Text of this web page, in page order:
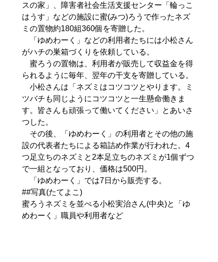
スの家」、障害者社会生活支援センター「輪っこ
はうす」などの施設に蜜(みつ)ろうで作ったネズ
ミの置物約180組360個を寄贈した。
「ゆめわーく」などの利用者たちには小松さん
がハチの巣箱づくりを依頼している。
蜜ろうの置物は、利用者が販売して収益金を得
られるように毎年、翌年の干支を寄贈している。
小松さんは「ネズミはコツコツとやります。ミ
ツバチも同じようにコツコツと一生懸命働きま
す。皆さんも頑張って働いてください」とあいさ
つした。
その後、「ゆめわーく」の利用者とその他の施
設の代表者たちによる箱詰め作業が行われた。4
つ足立ちのネズミと2本足立ちのネズミが1個ずつ
で一組となっており、価格は500円。
「ゆめわーく」では7日から販売する。
##写真(たてよこ)
蜜ろうネズミを並べる小松実治さん(中央)と「ゆ
めわーく」職員や利用者など